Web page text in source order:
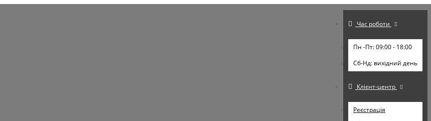
Час роботи
Пн -Пт: 09:00 - 18:00
Cб-Нд: вихідний день
Клієнт-центр
Реєстрація